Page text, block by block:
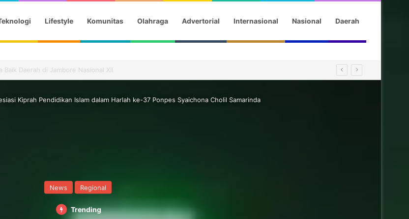
Lifestyle Komunitas Olahraga Advertorial Internasional Nasional Daerah
Ibu dan Anak Asal Indonesia
Kiprah Pendidikan Islam dalam Harlah ke-37 Ponpes Syaichona Cholil Samarinda
News Regional
Trending